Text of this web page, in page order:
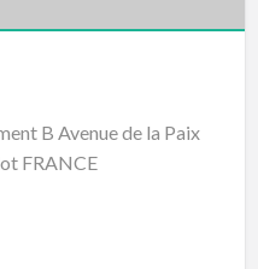
B Avenue de la Paix
FRANCE